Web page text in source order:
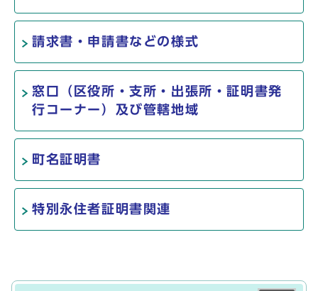
請求書・申請書などの様式
窓口（区役所・支所・出張所・証明書発
行コーナー）及び管轄地域
町名証明書
特別永住者証明書関連